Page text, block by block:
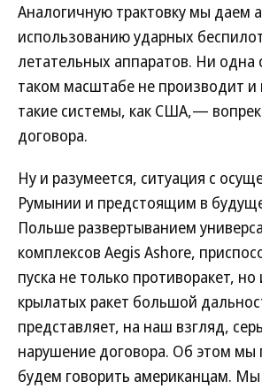
Аналогичную трактовку мы даем
использованию ударных
летательных аппаратов. Ни одна
таком масштабе не производит и
такие системы, как США,—
договора.
Ну и разумеется, ситуация с
Румынии и предстоящим в
Польше развертыванием
комплексов Aegis Ashore,
пуска не только противоракет,
крылатых ракет большой
представляет, на наш взгляд,
нарушение договора. Об этом мы
будем говорить американцам.